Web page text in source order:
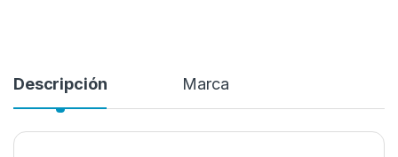
Descripción Marca